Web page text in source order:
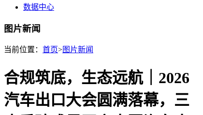
数据中心
图片新闻
当前位置： 首页>图片新闻
合规筑底，生态远航｜2026
汽车出口大会圆满落幕，三